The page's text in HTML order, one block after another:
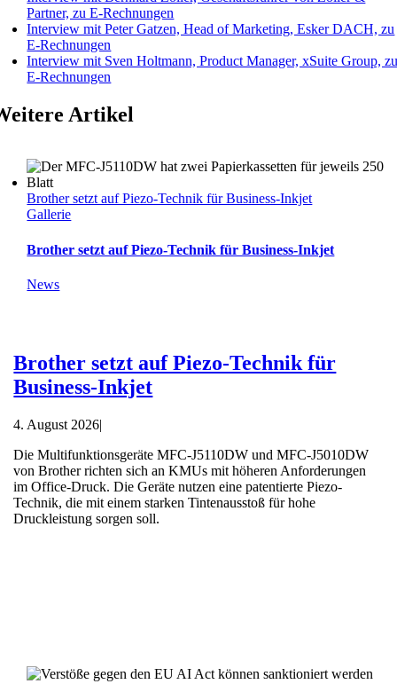
Partner, zu E-Rechnungen
Interview mit Peter Gatzen, Head of Marketing, Esker DACH, zu
E-Rechnungen
Interview mit Sven Holtmann, Product Manager, xSuite Group,
E-Rechnungen
Artikel
Brother setzt auf Piezo-Technik für Business-Inkjet
Gallerie
Brother setzt auf Piezo-Technik für Business-Inkjet
News
Brother setzt auf Piezo-Technik für
Business-Inkjet
4. August 2026|
Die Multifunktionsgeräte MFC-J5110DW und MFC-J5010DW
von Brother richten sich an KMUs mit höheren Anforderungen
im Office-Druck. Die Geräte nutzen eine patentierte Piezo-
Technik, die mit einem starken Tintenausstoß für hohe
Druckleistung sorgen soll.